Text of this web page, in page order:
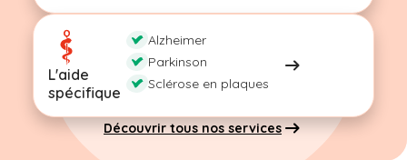
L'aide
spécifique
Alzheimer
Parkinson
Sclérose en plaques
Découvrir tous nos services